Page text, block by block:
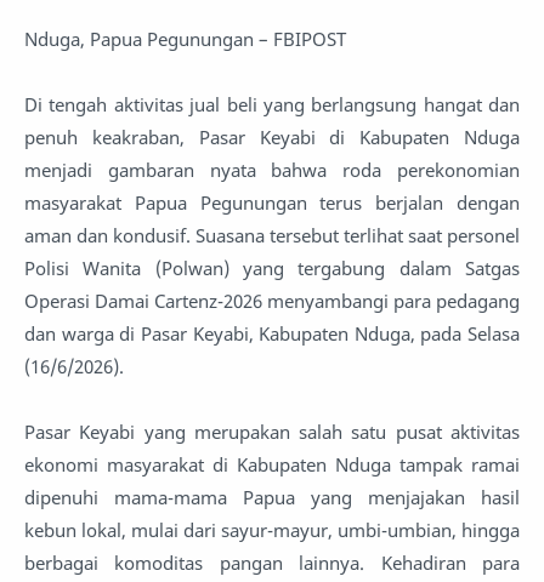
Nduga, Papua Pegunungan – FBIPOST
Di tengah aktivitas jual beli yang berlangsung hangat dan
penuh keakraban, Pasar Keyabi di Kabupaten Nduga
menjadi gambaran nyata bahwa roda perekonomian
masyarakat Papua Pegunungan terus berjalan dengan
aman dan kondusif. Suasana tersebut terlihat saat personel
Polisi Wanita (Polwan) yang tergabung dalam Satgas
Operasi Damai Cartenz-2026 menyambangi para pedagang
dan warga di Pasar Keyabi, Kabupaten Nduga, pada Selasa
(16/6/2026).
Pasar Keyabi yang merupakan salah satu pusat aktivitas
ekonomi masyarakat di Kabupaten Nduga tampak ramai
dipenuhi mama-mama Papua yang menjajakan hasil
kebun lokal, mulai dari sayur-mayur, umbi-umbian, hingga
berbagai komoditas pangan lainnya. Kehadiran para